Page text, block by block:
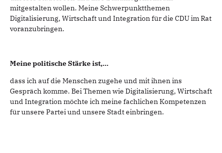
mitgestalten wollen. Meine Schwerpunktthemen
Digitalisierung, Wirtschaft und Integration für die CDU im Rat
voranzubringen.
Meine politische Stärke ist,...
dass ich auf die Menschen zugehe und mit ihnen ins
Gespräch komme. Bei Themen wie Digitalisierung, Wirtschaft
und Integration möchte ich meine fachlichen Kompetenzen
für unsere Partei und unsere Stadt einbringen.